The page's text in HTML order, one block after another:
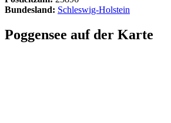
Bundesland: Schleswig-Holstein
Poggensee auf der Karte